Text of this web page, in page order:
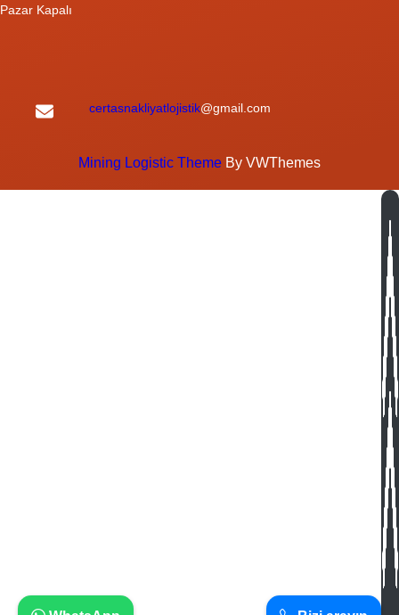
Pazar Kapalı
certasnakliyatlojistik@gmail.com
Mining Logistic Theme By VWThemes